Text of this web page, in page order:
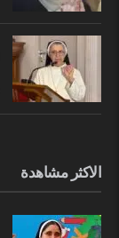
الاكثر مشاهدة